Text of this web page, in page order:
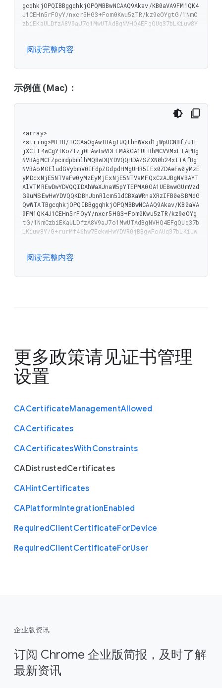
gcqhkjOPQIBBggqhkjOPQMBBwNCAAQ9Akav/KB0aVA9FM1QK4
J1CEHn5rFOyY/nxcr5HG3+Fom0Kwu5zTR/kz9eOYgtG/1NmC
zbiEKaULDfzA8V9aJ7o1MwUTAdBgNVHQ4EFgQUq37bLKiuw8Y
gNIADBFAiEA/JhtLSgtVOcXkgFJ9V5Vb6lhGdiKQFfzO9wTxP
b"
阅读完整内容
示例值 (Mac)：
<array>
<string>MIIB/TCCAaOgAwIBAgIUQthnWVsd1jWpUCNBf/uIL
jXC+t4wCgYIKoZIzj0EAwIwVDELMAkGA1UEBhMCVVMxETAPBg
NVBAgMCFZpcmdpbmlhMQ8wDQYDVQQHDAZSZXN0b24xITAfBg
NVBAoMGEludGVybmV0IFdpZGdpdHMgUHR5IEx0ZDAeFw0yMzE
yMDcxNjE5NTVaFw0yMzEyMjExNjE5NTVaMFQxCzAJBgNVBAYT
AlVTMREwDwYDVQQIDAhWaXJnaW5pYTEPMA0GA1UEBwwGUmVzd
G9uMSEwHwYDVQQKDBhJbnRlcm5ldCBXaWRnaXRzIFB0eSBMdG
QwWTATBgcqhkjOPQIBBggqhkjOPQMBBwNCAAQ9Akav/KB0aVA
9FM1QK4J1CEHn5rFOyY/nxcr5HG3+Fom0Kwu5zTR/kz9eOYg
tG/1NmCzbiEKaULDfzA8V9aJ7o1MwUTAdBgNVHQ4EFgQUq37b
LKiuw8Y/G+rurMf46hw7EekwHwYDVR0jBBgwFoAUq37bLKiuw
zO9wTxPeCxCECIFePYPucys2n/r9MOBMHiX/8068ssv+uceqo
</array>
阅读完整内容
更多政策请见证书管理
设置
CACertificateManagementAllowed
CACertificates
CACertificatesWithConstraints
CADistrustedCertificates
CAHintCertificates
CAPlatformIntegrationEnabled
RequiredClientCertificateForDevice
RequiredClientCertificateForUser
企业版资讯
订阅 Chrome 企业版简报，及时了解
最新资讯